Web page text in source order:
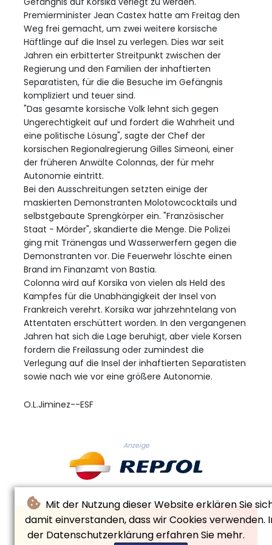
Mit der Nutzung dieser Website erklären Sie
damit einverstanden, dass wir Cookies verwenden.
der Datenschutzerklärung erfahren Sie mehr.
Premierminister Jean Castex hatte am Freitag den
Weg frei gemacht, um zwei weitere korsische
Häftlinge auf die Insel zu verlegen. Dies war seit
Jahren ein erbitterter Streitpunkt zwischen der
Regierung und den Familien der inhaftierten
Separatisten, für die die Besuche im Gefängnis
kompliziert und teuer sind.
"Das gesamte korsische Volk lehnt sich gegen
Ungerechtigkeit auf und fordert die Wahrheit und
eine politische Lösung", sagte der Chef der
korsischen Regionalregierung Gilles Simeoni, einer
der früheren Anwälte Colonnas, der für mehr
Autonomie eintritt.
Bei den Ausschreitungen setzten einige der
maskierten Demonstranten Molotowcocktails und
selbstgebaute Sprengkörper ein. "Französischer
Staat - Mörder", skandierte die Menge. Die Polizei
ging mit Tränengas und Wasserwerfern gegen die
Demonstranten vor. Die Feuerwehr löschte einen
Brand im Finanzamt von Bastia.
Colonna wird auf Korsika von vielen als Held des
Kampfes für die Unabhängigkeit der Insel von
Frankreich verehrt. Korsika war jahrzehntelang von
Attentaten erschüttert worden. In den vergangenen
Jahren hat sich die Lage beruhigt, aber viele Korsen
fordern die Freilassung oder zumindest die
Verlegung auf die Insel der inhaftierten Separatisten
sowie nach wie vor eine größere Autonomie.
O.L.Jiminez--ESF
Anzeige